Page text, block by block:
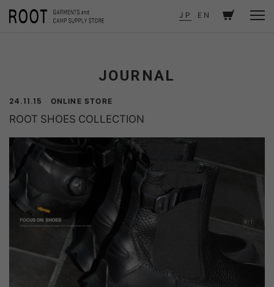
JP EN
TOP JOURNAL ROOT SHOES COLLECTION
JOURNAL
24.11.15 ONLINE STORE
ROOT SHOES COLLECTION